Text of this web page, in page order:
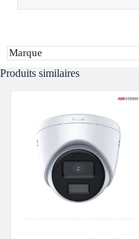
Marque
Produits similaires